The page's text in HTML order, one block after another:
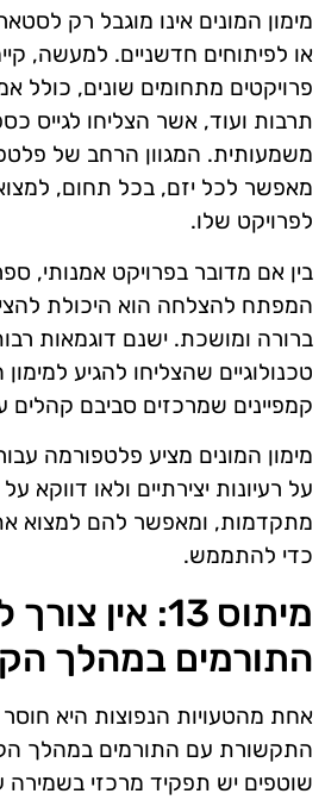
מימון המונים אינו מוגבל רק
או לפיתוחים חדשניים. למעשה,
פרויקטים מתחומים שונים, כולל
תרבות ועוד, אשר הצליחו לגייס
משמעותית. המגוון הרחב של
מאפשר לכל יזם, בכל תחום,
לפרויקט שלו.
בין אם מדובר בפרויקט אמנותי,
המפתח להצלחה הוא היכולת
ברורה ומושכת. ישנם דוגמאות
טכנולוגיים שהצליחו להגיע
קמפיינים שמרכזים סביבם קהלים
מימון המונים מציע פלטפורמה
על רעיונות יצירתיים ולאו דווקא על
מתקדמות, ומאפשר להם למצוא
כדי להתממש.
מיתוס 13: אין
התורמים במהלך
אחת מהטעויות הנפוצות היא
התקשורת עם התורמים במהלך
שוטפים יש תפקיד מרכזי